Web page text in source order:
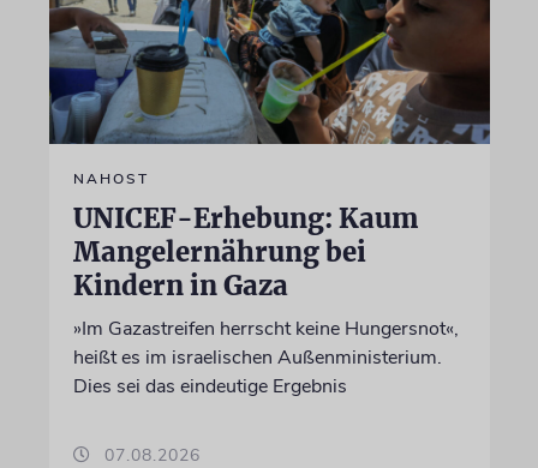
NAHOST
UNICEF-Erhebung: Kaum
Mangelernährung bei
Kindern in Gaza
»Im Gazastreifen herrscht keine Hungersnot«,
heißt es im israelischen Außenministerium.
Dies sei das eindeutige Ergebnis
07.08.2026